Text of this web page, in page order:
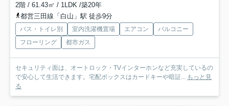
2階 / 61.43㎡ / 1LDK /築20年
都営三田線「白山」駅 徒歩9分
バス・トイレ別 室内洗濯機置場 エアコン
バルコニー
フローリング
都市ガス
セキュリティ面は、オートロック・TVインターホンなど充実しているの
で安心して生活できます。宅配ボックスはカードキーや暗証... もっと見
る